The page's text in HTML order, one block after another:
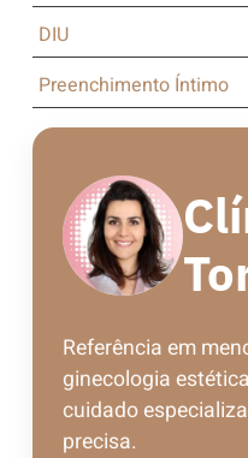
DIU
Preenchimento Íntimo
Referência em
ginecologia
cuidado
precisa.